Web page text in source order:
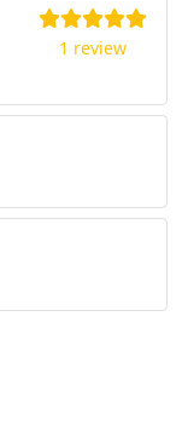
1 review